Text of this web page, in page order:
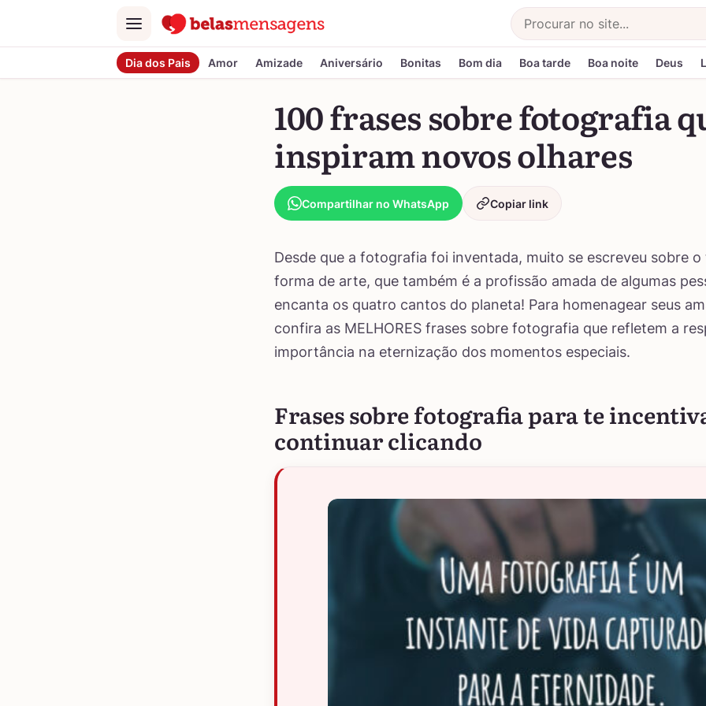
Menu
Buscar
Dia dos Pais Amor Amizade Aniversário Bonitas Bom dia Boa tarde Boa noite Deus
100 frases sobre fotografia
inspiram novos olhares
Compartilhar no WhatsApp Copiar link
Desde que a fotografia foi inventada, muito se escreveu sobre o
forma de arte, que também é a profissão amada de algumas
encanta os quatro cantos do planeta! Para homenagear seus
confira as MELHORES frases sobre fotografia que refletem a
importância na eternização dos momentos especiais.
Frases sobre fotografia para te
continuar clicando